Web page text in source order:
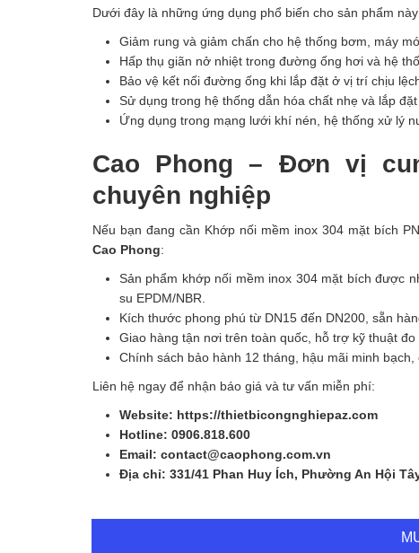
Dưới đây là những ứng dụng phổ biến cho sản phẩm
Giảm rung và giảm chấn cho hệ thống bơm, máy
Hấp thụ giãn nở nhiệt trong đường ống hơi và hệ
Bảo vệ kết nối đường ống khi lắp đặt ở vị trí chịu
Sử dụng trong hệ thống dẫn hóa chất nhẹ và lắp
Ứng dụng trong mạng lưới khí nén, hệ thống xử lý
Cao Phong – Đơn vị
chuyên nghiệp
Nếu bạn đang cần Khớp nối mềm inox 304 mặt bích
Cao Phong:
Sản phẩm khớp nối mềm inox 304 mặt bích được
su EPDM/NBR.
Kích thước phong phú từ DN15 đến DN200, sẵn
Giao hàng tận nơi trên toàn quốc, hỗ trợ kỹ thuật đo
Chính sách bảo hành 12 tháng, hậu mãi minh bạch,
Liên hệ ngay để nhận báo giá và tư vấn miễn phí:
Website: https://thietbicongnghiepaz.com
Hotline: 0906.818.600
Email: contact@caophong.com.vn
Địa chỉ: 331/41 Phan Huy Ích, Phường An Hội